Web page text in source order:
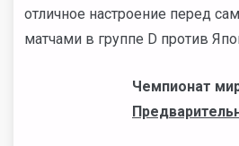
отличное настроение перед
матчами в группе D против
Чемпионат